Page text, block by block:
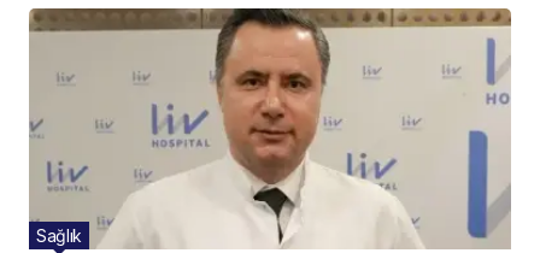
Sağlık